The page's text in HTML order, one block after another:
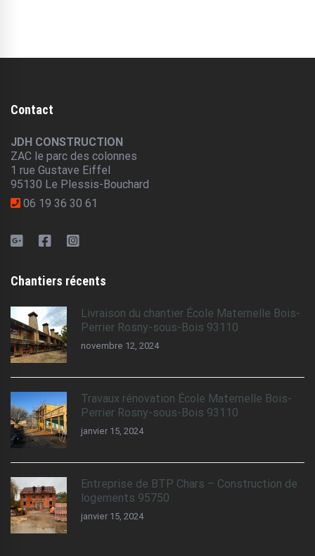
Contact
JDH CONSTRUCTION
ZAC le parc des colonnes
1 rue Gustave Eiffel
95130 Le Plessis-Bouchard
06 19 36 30 61
Chantiers récents
Livraison du chantier École Maternelle Bois-
Perrier Rosny-sous-Bois 93110
novembre 12, 2024
Travaux rénovation École Maternelle Bois-
Perrier Rosny-sous-Bois 93110
janvier 15, 2024
Entreprise de BTP Chars – Construction de
logements 95750
janvier 15, 2024